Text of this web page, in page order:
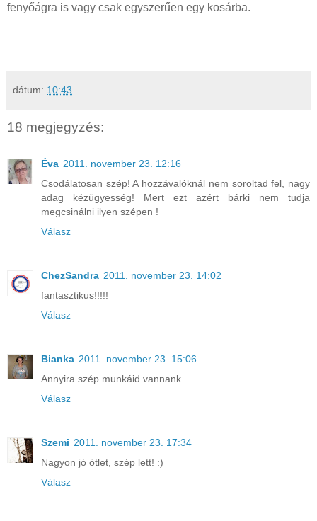
fenyőágra is vagy csak egyszerűen egy kosárba.
dátum: 10:43
18 megjegyzés:
Éva 2011. november 23. 12:16
Csodálatosan szép! A hozzávalóknál nem soroltad fel, nagy
adag kézügyesség! Mert ezt azért bárki nem tudja
megcsinálni ilyen szépen !
Válasz
ChezSandra 2011. november 23. 14:02
fantasztikus!!!!!
Válasz
Bianka 2011. november 23. 15:06
Annyira szép munkáid vannank
Válasz
Szemi 2011. november 23. 17:34
Nagyon jó ötlet, szép lett! :)
Válasz